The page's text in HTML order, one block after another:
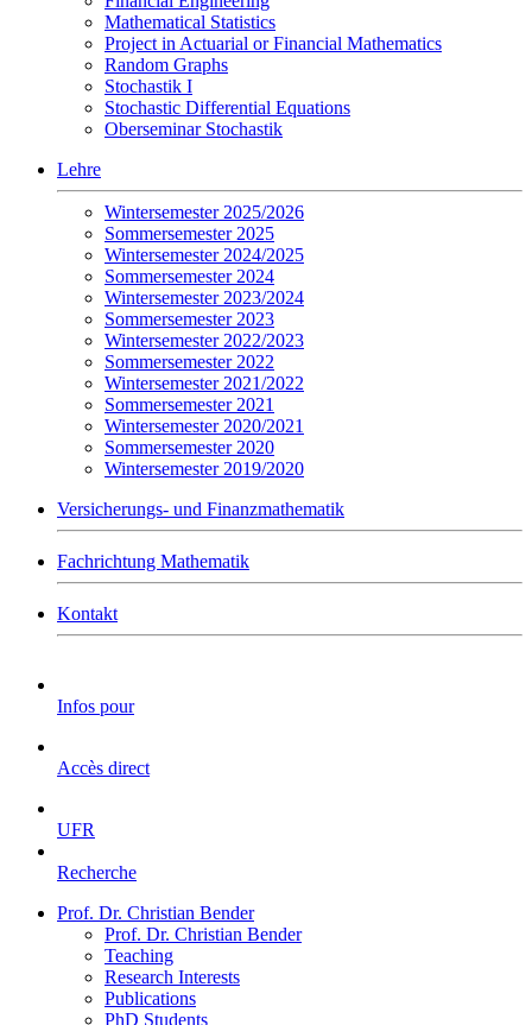
Mathematical Statistics
Project in Actuarial or Financial Mathematics
Random Graphs
Stochastik I
Stochastic Differential Equations
Oberseminar Stochastik
Lehre
Wintersemester 2025/2026
Sommersemester 2025
Wintersemester 2024/2025
Sommersemester 2024
Wintersemester 2023/2024
Sommersemester 2023
Wintersemester 2022/2023
Sommersemester 2022
Wintersemester 2021/2022
Sommersemester 2021
Wintersemester 2020/2021
Sommersemester 2020
Wintersemester 2019/2020
Versicherungs- und Finanzmathematik
Fachrichtung Mathematik
Kontakt
Infos pour
Accès direct
UFR
Recherche
Prof. Dr. Christian Bender
Prof. Dr. Christian Bender
Teaching
Research Interests
Publications
PhD Students